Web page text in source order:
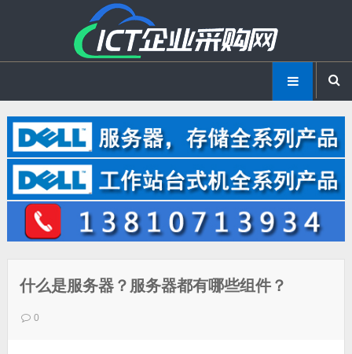
什么是服务器？服务器都有哪些组件？
0